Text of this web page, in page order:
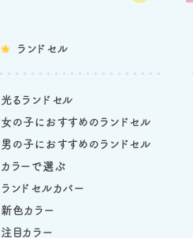
ランドセル
光るランドセル
女の子におすすめのランドセル
男の子におすすめのランドセル
カラーで選ぶ
ランドセルカバー
新色カラー
注目カラー